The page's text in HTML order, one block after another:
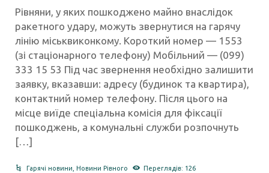
Рівняни, у яких пошкоджено майно внаслідок
ракетного удару, можуть звернутися на гарячу
лінію міськвиконкому. Короткий номер — 1553
(зі стаціонарного телефону) Мобільний — (099)
333 15 53 Під час звернення необхідно залишити
заявку, вказавши: адресу (будинок та квартира),
контактний номер телефону. Після цього на
місце виїде спеціальна комісія для фіксації
пошкоджень, а комунальні служби розпочнуть
[…]
Гарячі новини, Новини Рівного Переглядів: 126